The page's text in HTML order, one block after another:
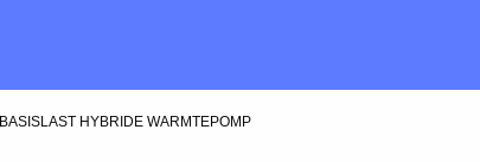
BASISLAST HYBRIDE WARMTEPOMP